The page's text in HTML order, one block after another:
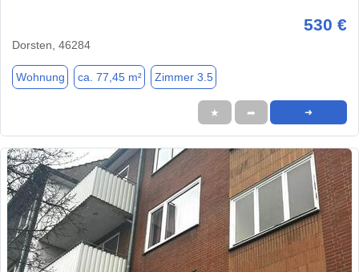
530 €
Dorsten, 46284
Wohnung ca. 77,45 m² Zimmer 3.5
★ ➦ ➜